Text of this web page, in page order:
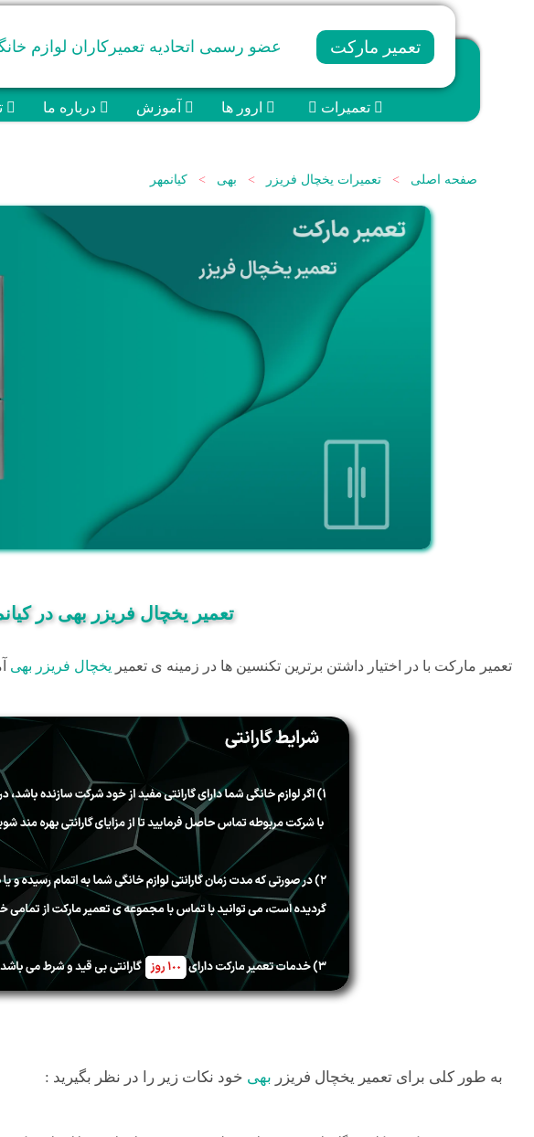
تعمیر مارکت عضو رسمی اتحادیه تعمیرکاران لوازم
تعمیرات ارور ها آموزش درباره ما
صفحه اصلی > تعمیرات یخچال فریزر > بهی > کیانمهر
تعمیر یخچال فریزر بهی در
تعمیر مارکت با در اختیار داشتن برترین تکنسین ها در زمینه ی تعمیر یخچال فریزر بهی
به طور کلی برای تعمیر یخچال فریزر بهی خود نکات زیر را در نظر بگیرید :